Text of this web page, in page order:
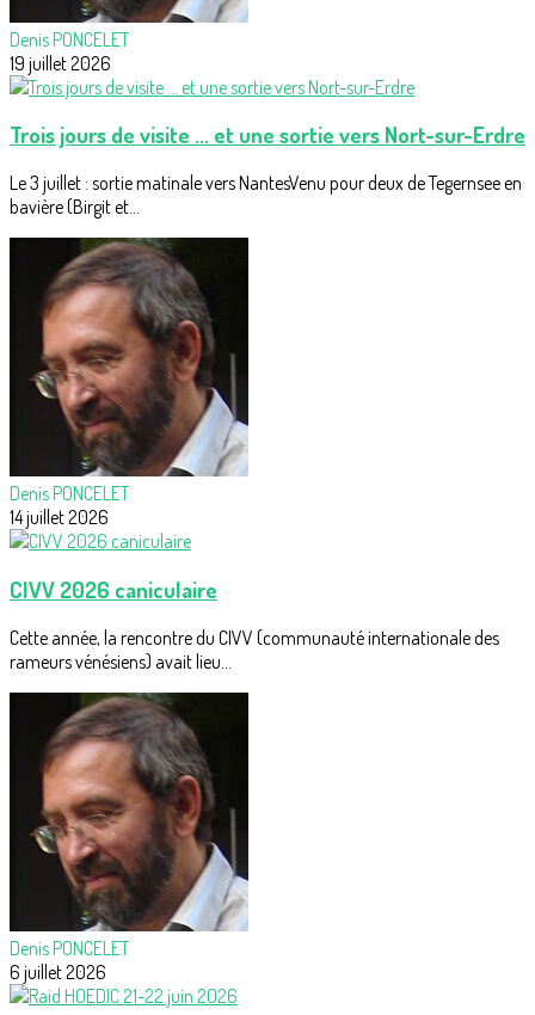
Denis PONCELET
19 juillet 2026
Trois jours de visite ... et une sortie vers Nort-sur-Erdre
Le 3 juillet : sortie matinale vers NantesVenu pour deux de Tegernsee en
bavière (Birgit et...
Denis PONCELET
14 juillet 2026
CIVV 2026 caniculaire
Cette année, la rencontre du CIVV (communauté internationale des
rameurs vénésiens) avait lieu...
Denis PONCELET
6 juillet 2026